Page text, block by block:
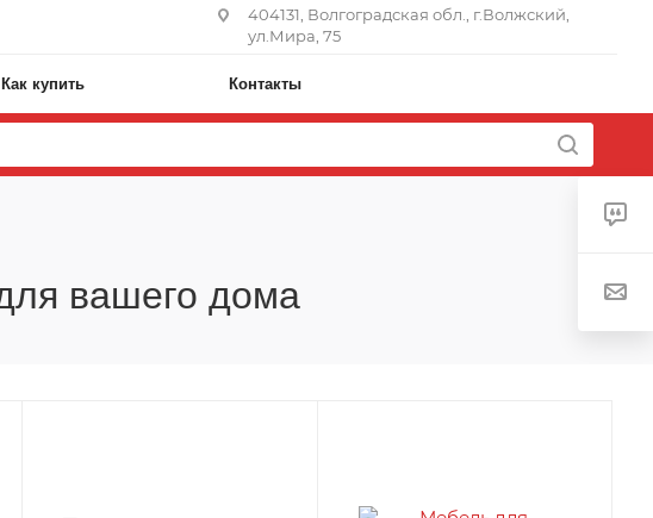
404131, Волгоградская обл., г.Волжский,
ул.Мира, 75
Как купить Контакты
вашего дома